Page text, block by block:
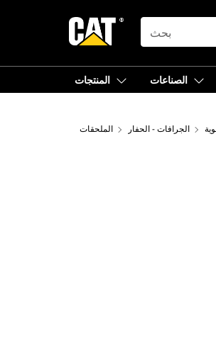
SEARCH
المنتجات الصناعات
الملحقات الجرافات - الحفار